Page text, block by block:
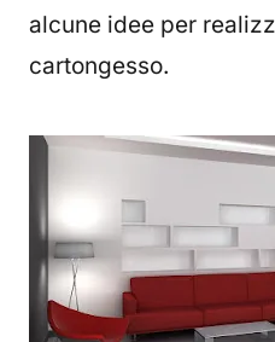
alcune idee per
cartongesso.